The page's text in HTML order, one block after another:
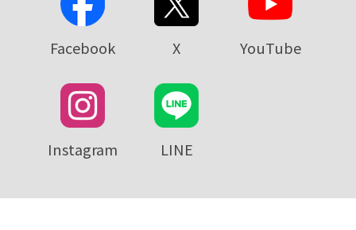
Facebook X YouTube
Instagram LINE